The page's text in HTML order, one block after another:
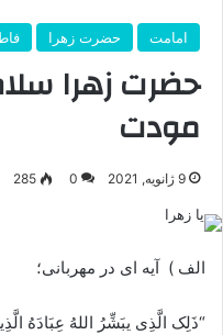
امامت حضرت زهرا
حضرت زهرا
مودت
9 ژانویه, 2021 0
285
الف ) آیه ای در مهربانی؛
“ذَلِک الَّذِی یبَشِّرُ اللهُ عِبَادَهُ